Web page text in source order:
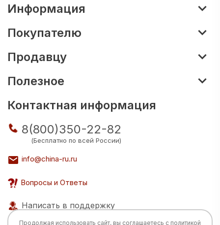
Информация
Покупателю
Продавцу
Полезное
Контактная информация
8(800)350-22-82
(Бесплатно по всей России)
info@china-ru.ru
Вопросы и Ответы
Написать в поддержку
Продолжая использовать сайт, вы соглашаетесь с политикой